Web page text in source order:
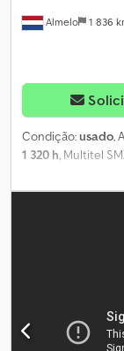
Almelo 1 836
Condição:usado,
1 320 h , Multitel
1320. Peso: 2680
máxima da
máxima: 400 N.
estabilizadores.
Condições Gerais
ofertas e